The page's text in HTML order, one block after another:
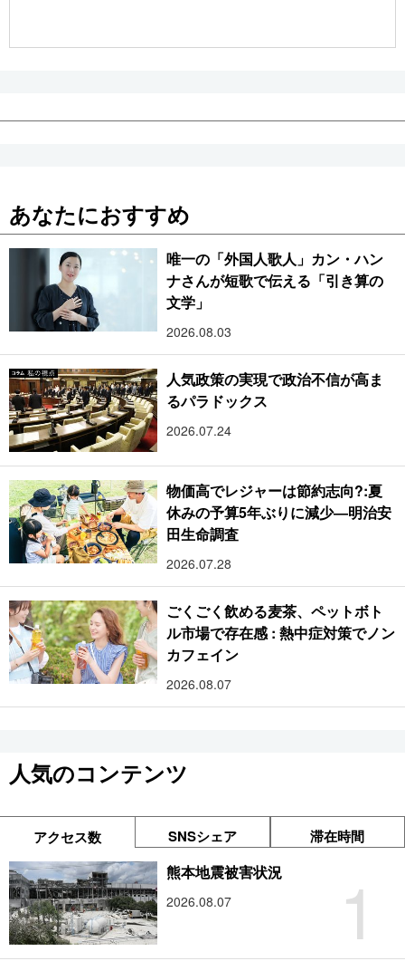
あなたにおすすめ
唯一の「外国人歌人」カン・ハン
ナさんが短歌で伝える「引き算の
文学」
2026.08.03
人気政策の実現で政治不信が高ま
るパラドックス
2026.07.24
物価高でレジャーは節約志向?:夏
休みの予算5年ぶりに減少―明治安
田生命調査
2026.07.28
ごくごく飲める麦茶、ペットボト
ル市場で存在感 : 熱中症対策でノン
カフェイン
2026.08.07
人気のコンテンツ
アクセス数 SNSシェア 滞在時間
1
熊本地震被害状況
2026.08.07